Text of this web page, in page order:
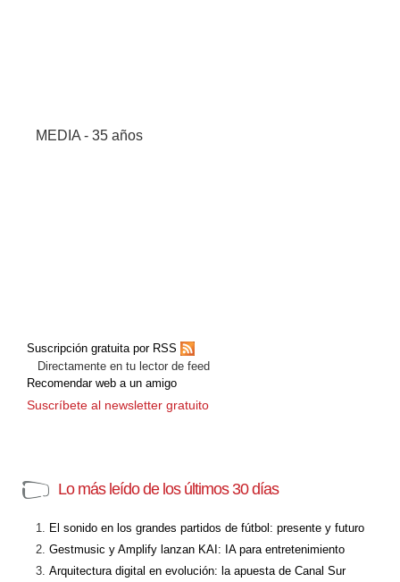
MEDIA - 35 años
Suscripción gratuita por RSS
Directamente en tu lector de feed
Recomendar web a un amigo
Suscríbete al newsletter gratuito
Lo más leído de los últimos 30 días
El sonido en los grandes partidos de fútbol: presente y futuro
Gestmusic y Amplify lanzan KAI: IA para entretenimiento
Arquitectura digital en evolución: la apuesta de Canal Sur